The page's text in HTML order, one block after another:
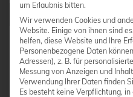
um Erlaubnis bitten.
Wir verwenden Cookies und
Website. Einige von ihnen sind
helfen, diese Website und Ihre
Personenbezogene Daten
Adressen), z. B. für
Messung von Anzeigen und
Verwendung Ihrer Daten finden
Es besteht keine Verpflichtung,